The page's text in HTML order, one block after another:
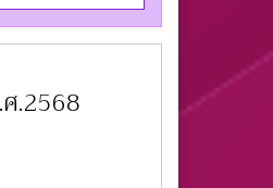
ศ.2568